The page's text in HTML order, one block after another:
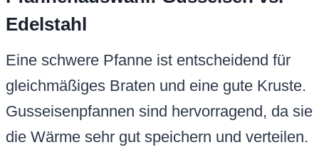
Edelstahl
Eine schwere Pfanne ist entscheidend für
gleichmäßiges Braten und eine gute Kruste.
Gusseisenpfannen sind hervorragend, da sie
die Wärme sehr gut speichern und verteilen.